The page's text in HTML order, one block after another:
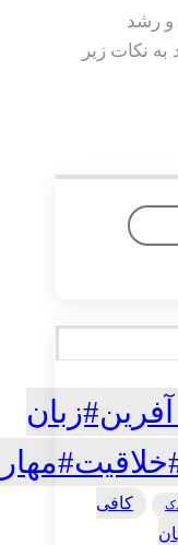
و رشد
نکات زیر
کافی